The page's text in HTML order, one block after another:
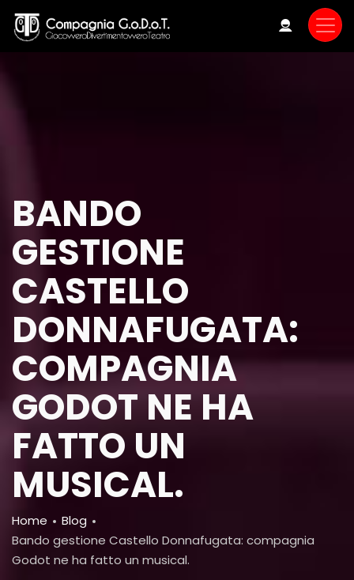
main
BANDO
GESTIONE
CASTELLO
DONNAFUGATA:
COMPAGNIA
GODOT NE HA
FATTO UN
MUSICAL.
Breadcrumb
Home
Blog
Bando gestione Castello Donnafugata: compagnia
Godot ne ha fatto un musical.